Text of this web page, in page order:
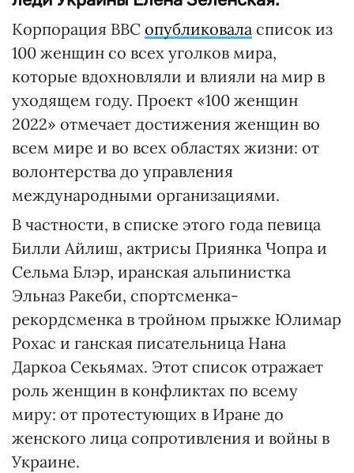
Корпорация BBC опубликовала список из
100 женщин со всех уголков мира,
которые вдохновляли и влияли на мир в
уходящем году. Проект «100 женщин
2022» отмечает достижения женщин во
всем мире и во всех областях жизни: от
волонтерства до управления
международными организациями.
В частности, в списке этого года певица
Билли Айлиш, актрисы Приянка Чопра и
Сельма Блэр, иранская альпинистка
Эльназ Ракеби, спортсменка-
рекордсменка в тройном прыжке Юлимар
Рохас и ганская писательница Нана
Даркоа Секьямах. Этот список отражает
роль женщин в конфликтах по всему
миру: от протестующих в Иране до
женского лица сопротивления и войны в
Украине.